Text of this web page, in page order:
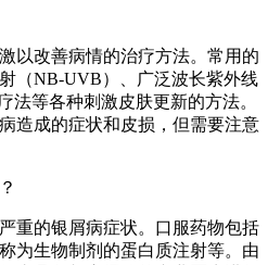
以改善病情的治疗方法。常用的
（NB-UVB）、广泛波长紫外线
法等各种刺激皮肤更新的方法。
造成的症状和皮损，但需要注意
重的银屑病症状。口服药物包括
为生物制剂的蛋白质注射等。由